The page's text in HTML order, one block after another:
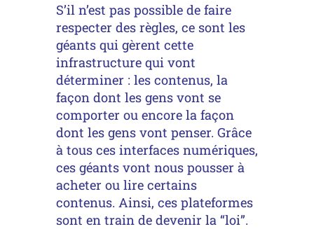
S’il n’est pas possible de faire
respecter des règles, ce sont les
géants qui gèrent cette
infrastructure qui vont
déterminer : les contenus, la
façon dont les gens vont se
comporter ou encore la façon
dont les gens vont penser. Grâce
à tous ces interfaces numériques,
ces géants vont nous pousser à
acheter ou lire certains
contenus. Ainsi, ces plateformes
sont en train de devenir la “loi”.